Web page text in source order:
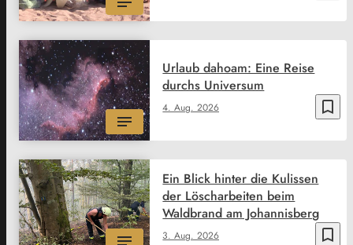
bookmark_border
4. Aug. 2026
Urlaub dahoam: Eine Reise
durchs Universum
bookmark_border
3. Aug. 2026
Ein Blick hinter die Kulissen
der Löscharbeiten beim
Waldbrand am Johannisberg